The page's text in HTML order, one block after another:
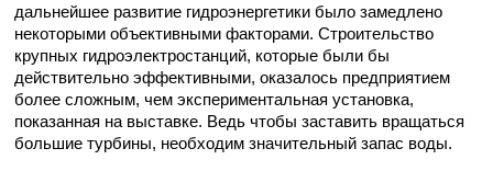
дальнейшее развитие гидроэнергетики было замедлено
некоторыми объективными факторами. Строительство
крупных гидроэлектростанций, которые были бы
действительно эффективными, оказалось предприятием
более сложным, чем экспериментальная установка,
показанная на выставке. Ведь чтобы заставить вращаться
большие турбины, необходим значительный запас воды.